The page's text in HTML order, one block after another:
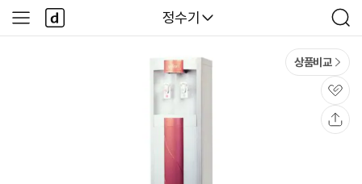
다나와
정수기
검
색
사
이
다
나
와
상품비교
관
심